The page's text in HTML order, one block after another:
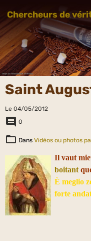
Chercheurs de
Saint
Le 04/05/2012
0
Dans Vidéos ou photos
Il vaut
boitant
È meglio
forte